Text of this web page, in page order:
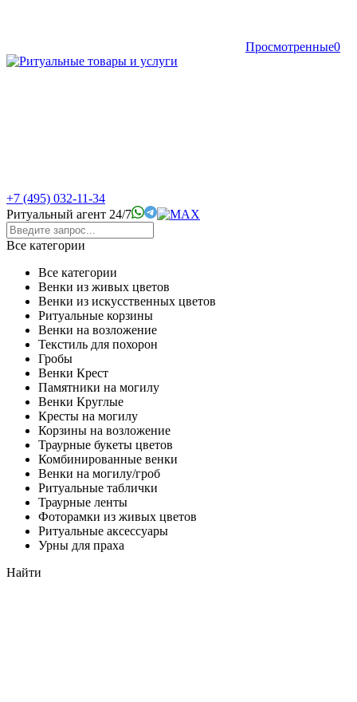
Просмотренные0
+7 (495) 032-11-34
Ритуальный агент 24/7
Все категории
Все категории
Венки из живых цветов
Венки из искусственных цветов
Ритуальные корзины
Венки на возложение
Текстиль для похорон
Гробы
Венки Крест
Памятники на могилу
Венки Круглые
Кресты на могилу
Корзины на возложение
Траурные букеты цветов
Комбинированные венки
Венки на могилу/гроб
Ритуальные таблички
Траурные ленты
Фоторамки из живых цветов
Ритуальные аксессуары
Урны для праха
Найти